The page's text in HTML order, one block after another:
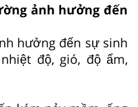
ảnh hưởng đến
hưởng đến sự sinh
độ, gió, độ ẩm,